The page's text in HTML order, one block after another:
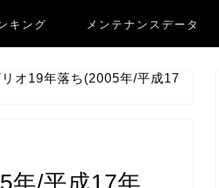
キング メンテナンスデータ
オ19年落ち(2005年/平成17
年/平成17年